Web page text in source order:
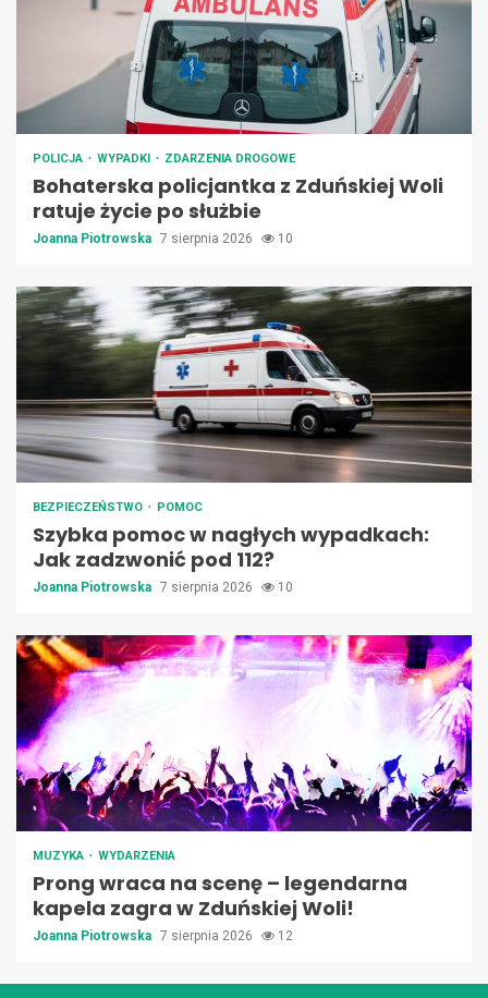
POLICJA WYPADKI ZDARZENIA DROGOWE
Bohaterska policjantka z Zduńskiej Woli
ratuje życie po służbie
Joanna Piotrowska 7 sierpnia 2026 10
BEZPIECZEŃSTWO POMOC
Szybka pomoc w nagłych wypadkach:
Jak zadzwonić pod 112?
Joanna Piotrowska 7 sierpnia 2026 10
MUZYKA WYDARZENIA
Prong wraca na scenę – legendarna
kapela zagra w Zduńskiej Woli!
Joanna Piotrowska 7 sierpnia 2026 12